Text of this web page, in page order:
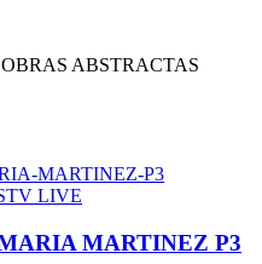
ABSTRACTAS
TV LIVE
MARTINEZ P3